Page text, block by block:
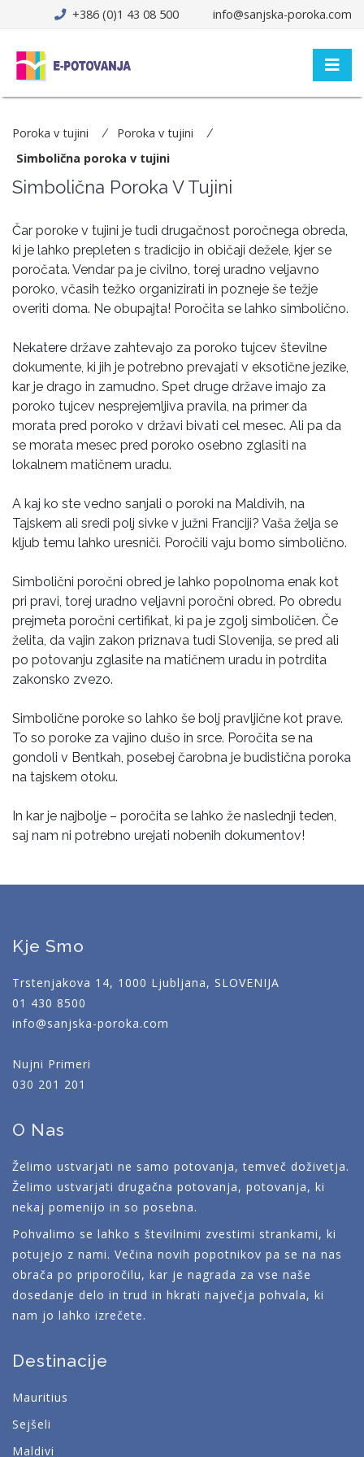
+386 (0)1 43 08 500 info@sanjska-poroka.com
Poroka v tujini
Poroka v tujini
Simbolična poroka v tujini
Simbolična Poroka V Tujini
Čar poroke v tujini je tudi drugačnost poročnega obreda,
ki je lahko prepleten s tradicijo in običaji dežele, kjer se
poročata. Vendar pa je civilno, torej uradno veljavno
poroko, včasih težko organizirati in pozneje še težje
overiti doma. Ne obupajta! Poročita se lahko simbolično.
Nekatere države zahtevajo za poroko tujcev številne
dokumente, ki jih je potrebno prevajati v eksotične jezike,
kar je drago in zamudno. Spet druge države imajo za
poroko tujcev nesprejemljiva pravila, na primer da
morata pred poroko v državi bivati cel mesec. Ali pa da
se morata mesec pred poroko osebno zglasiti na
lokalnem matičnem uradu.
A kaj ko ste vedno sanjali o poroki na Maldivih, na
Tajskem ali sredi polj sivke v južni Franciji? Vaša želja se
kljub temu lahko uresniči. Poročili vaju bomo simbolično.
Simbolični poročni obred je lahko popolnoma enak kot
pri pravi, torej uradno veljavni poročni obred. Po obredu
prejmeta poročni certifikat, ki pa je zgolj simboličen. Če
želita, da vajin zakon priznava tudi Slovenija, se pred ali
po potovanju zglasite na matičnem uradu in potrdita
zakonsko zvezo.
Simbolične poroke so lahko še bolj pravljične kot prave.
To so poroke za vajino dušo in srce. Poročita se na
gondoli v Bentkah, posebej čarobna je budistična poroka
na tajskem otoku.
In kar je najbolje – poročita se lahko že naslednji teden,
saj nam ni potrebno urejati nobenih dokumentov!
Kje Smo
Trstenjakova 14, 1000 Ljubljana, SLOVENIJA
01 430 8500
info@sanjska-poroka.com
Nujni Primeri
030 201 201
O Nas
Želimo ustvarjati ne samo potovanja, temveč doživetja.
Želimo ustvarjati drugačna potovanja, potovanja, ki
nekaj pomenijo in so posebna.
Pohvalimo se lahko s številnimi zvestimi strankami, ki
potujejo z nami. Večina novih popotnikov pa se na nas
obrača po priporočilu, kar je nagrada za vse naše
dosedanje delo in trud in hkrati največja pohvala, ki
nam jo lahko izrečete.
Destinacije
Mauritius
Sejšeli
Maldivi